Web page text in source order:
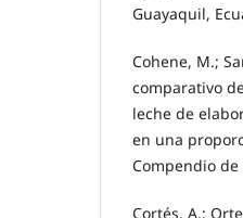
Guayaquil,
Cohene, M.;
comparativo
leche de
en una
Compendio de
Cortés, A.;